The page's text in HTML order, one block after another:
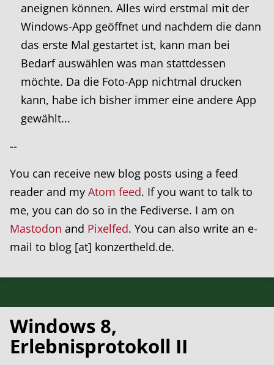
aneignen können. Alles wird erstmal mit der
Windows-App geöffnet und nachdem die dann
das erste Mal gestartet ist, kann man bei
Bedarf auswählen was man stattdessen
möchte. Da die Foto-App nichtmal drucken
kann, habe ich bisher immer eine andere App
gewählt...
--
You can receive new blog posts using a feed
reader and my Atom feed. If you want to talk to
me, you can do so in the Fediverse. I am on
Mastodon and Pixelfed. You can also write an e-
mail to blog [at] konzertheld.de.
Windows 8,
Erlebnisprotokoll II